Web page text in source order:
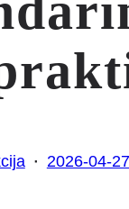
· 2026-04-27